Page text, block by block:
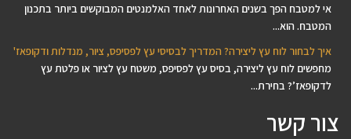
אי למטבח הפך בשנים האחרונות לאחד האלמנטים המבוקשים ביותר בתכנון
המטבח. הוא...
איך לבחור לוח עץ ליצירה? המדריך לבסיסי עץ לפסיפס, ציור, מנדלות ודקופאז'
מחפשים לוח עץ ליצירה, בסיס עץ לפסיפס, משטח עץ לציור או פלטת עץ
לדקופאז’? בחירת...
צור קשר